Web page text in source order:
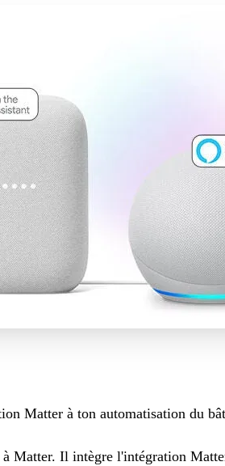
Matter à ton automatisation du
Matter. Il intègre l'intégration